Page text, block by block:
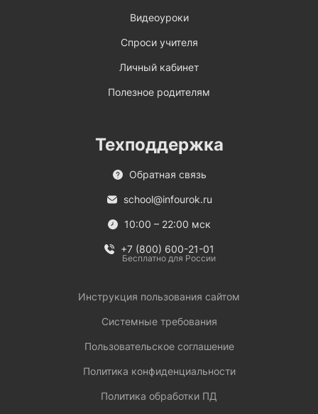
Видеоуроки
Спроси учителя
Личный кабинет
Полезное родителям
Техподдержка
Обратная связь
school@infourok.ru
10:00 – 22:00 мск
+7 (800) 600-21-01
Бесплатно для России
Инструкция пользования сайтом
Системные требования
Пользовательское соглашение
Политика конфиденциальности
Политика обработки ПД